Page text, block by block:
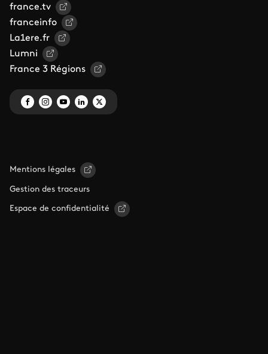
france.tv
franceinfo
La1ere.fr
Lumni
France 3 Régions
Mentions légales
Gestion des traceurs
Espace de confidentialité